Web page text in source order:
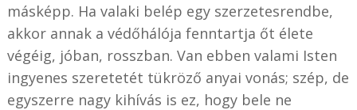
másképp. Ha valaki belép egy szerzetesrendbe,
akkor annak a védőhálója fenntartja őt élete
végéig, jóban, rosszban. Van ebben valami Isten
ingyenes szeretetét tükröző anyai vonás; szép, de
egyszerre nagy kihívás is ez, hogy bele ne